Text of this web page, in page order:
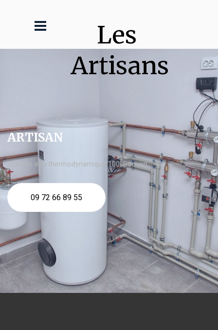
Les
Artisans
ARTISAN
chauffe eau thermodynamique 100l Somain
09 72 66 89 55